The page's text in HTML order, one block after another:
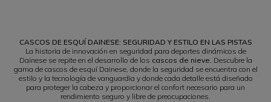
CASCOS DE ESQUÍ DAINESE: SEGURIDAD Y ESTILO EN LAS PISTAS
La historia de innovación en seguridad para deportes dinámicos de
Dainese se repite en el desarrollo de los cascos de nieve. Descubre la
gama de cascos de esquí Dainese, donde la seguridad se encuentra con el
estilo y la tecnología de vanguardia y donde cada detalle está diseñado
para proteger la cabeza y proporcionar el confort necesario para un
rendimiento seguro y libre de preocupaciones.